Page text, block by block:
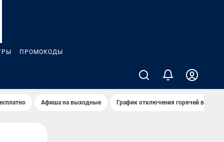
ПРОМОКОДЫ
Афиша на выходные График отключения горячей воды в